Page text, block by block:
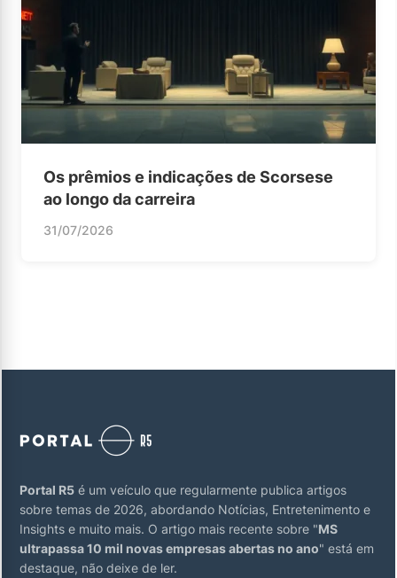
Os prêmios e indicações de Scorsese
ao longo da carreira
31/07/2026
Portal R5 é um veículo que regularmente publica artigos
sobre temas de 2026, abordando Notícias, Entretenimento e
Insights e muito mais. O artigo mais recente sobre "MS
ultrapassa 10 mil novas empresas abertas no ano" está em
destaque, não deixe de ler.